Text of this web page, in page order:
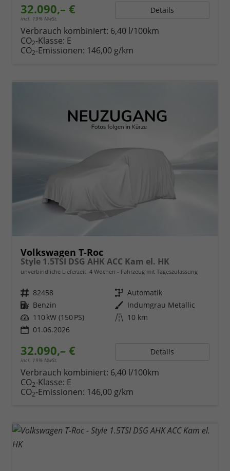
32.090,– €
incl. 19% MwSt.
Details
Verbrauch kombiniert: 6,40 l/100km
CO2-Klasse: E
CO2-Emissionen: 146,00 g/km
Volkswagen T-Roc
Style 1.5TSI DSG AHK ACC Kam el. HK
unverbindliche Lieferzeit: 4 Wochen Fahrzeug mit Tageszulassung
Fahrzeugnr. 82458 Getriebe Automatik
Kraftstoff Benzin Außenfarbe Indumgrau Metallic
Leistung 110 kW (150 PS) Kilometerstand 10 km
01.06.2026
32.090,– €
incl. 19% MwSt.
Details
Verbrauch kombiniert: 6,40 l/100km
CO2-Klasse: E
CO2-Emissionen: 146,00 g/km